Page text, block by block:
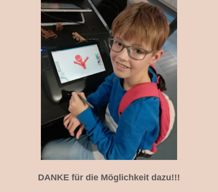
DANKE für die Möglichkeit dazu!!!